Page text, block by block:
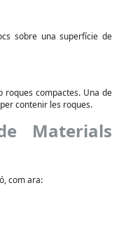
sobre una superfície de
roques compactes. Una de
contenir les roques.
Materials
com ara: